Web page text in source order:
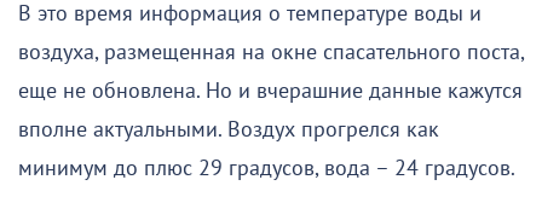
В это время информация о температуре воды и
воздуха, размещенная на окне спасательного поста,
еще не обновлена. Но и вчерашние данные кажутся
вполне актуальными. Воздух прогрелся как
минимум до плюс 29 градусов, вода – 24 градусов.